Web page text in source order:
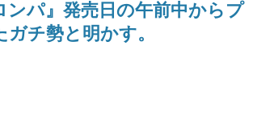
語を解いてはいけない。『赫本』は、〈試験問題〉
をした短編ホラー小説集です。
ンパ』発売日の午前中からプ
チ勢と明かす。